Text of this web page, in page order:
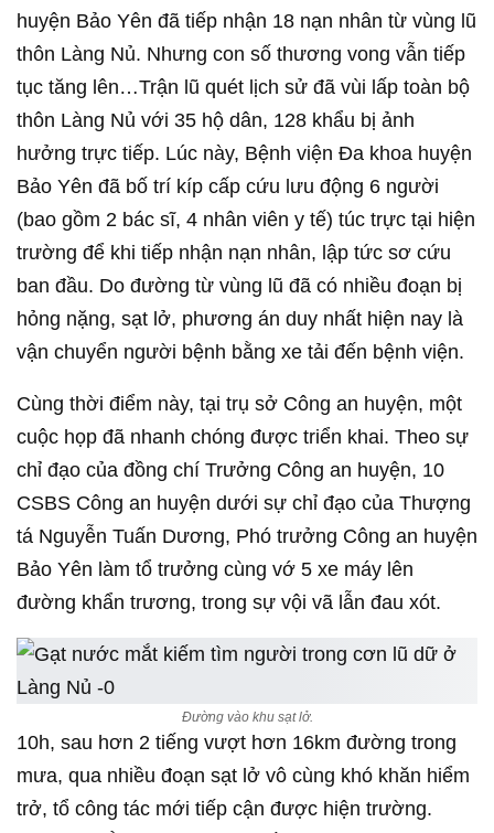
huyện Bảo Yên đã tiếp nhận 18 nạn nhân từ vùng lũ
thôn Làng Nủ. Nhưng con số thương vong vẫn tiếp
tục tăng lên…Trận lũ quét lịch sử đã vùi lấp toàn bộ
thôn Làng Nủ với 35 hộ dân, 128 khẩu bị ảnh
hưởng trực tiếp. Lúc này, Bệnh viện Đa khoa huyện
Bảo Yên đã bố trí kíp cấp cứu lưu động 6 người
(bao gồm 2 bác sĩ, 4 nhân viên y tế) túc trực tại hiện
trường để khi tiếp nhận nạn nhân, lập tức sơ cứu
ban đầu. Do đường từ vùng lũ đã có nhiều đoạn bị
hỏng nặng, sạt lở, phương án duy nhất hiện nay là
vận chuyển người bệnh bằng xe tải đến bệnh viện.
Cùng thời điểm này, tại trụ sở Công an huyện, một
cuộc họp đã nhanh chóng được triển khai. Theo sự
chỉ đạo của đồng chí Trưởng Công an huyện, 10
CSBS Công an huyện dưới sự chỉ đạo của Thượng
tá Nguyễn Tuấn Dương, Phó trưởng Công an huyện
Bảo Yên làm tổ trưởng cùng vớ 5 xe máy lên
đường khẩn trương, trong sự vội vã lẫn đau xót.
Đường vào khu sạt lở.
10h, sau hơn 2 tiếng vượt hơn 16km đường trong
mưa, qua nhiều đoạn sạt lở vô cùng khó khăn hiểm
trở, tổ công tác mới tiếp cận được hiện trường.